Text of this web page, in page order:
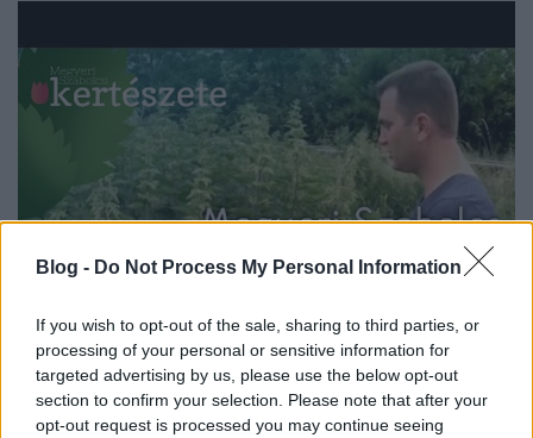
Blog - Do Not Process My Personal Information
If you wish to opt-out of the sale, sharing to third parties, or
processing of your personal or sensitive information for
targeted advertising by us, please use the below opt-out
section to confirm your selection. Please note that after your
opt-out request is processed you may continue seeing
Miért nem üt csalánba a ménkű?
Megyeri Szabolcs•2014. július 02.